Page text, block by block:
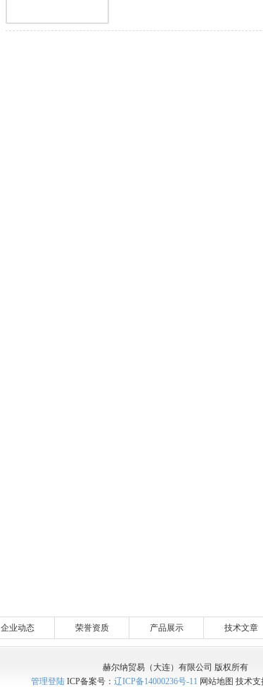
企业动态 荣誉资质 产品展示 技术文章
赫尔纳贸易（大连）有限公司 版权所有
管理登陆ICP备案号： 辽ICP备14000236号-11 网站地图 技术支